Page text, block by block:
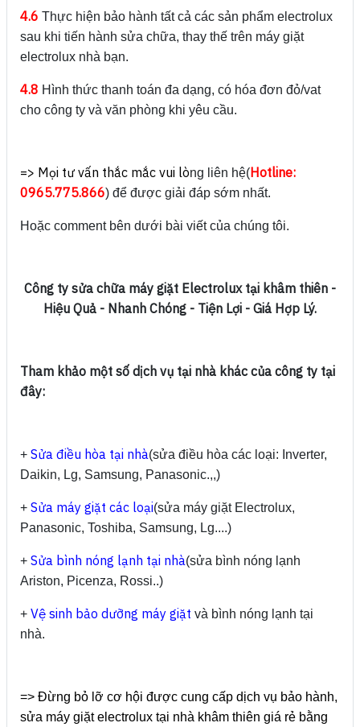
4.6 Thực hiện bảo hành tất cả các sản phẩm electrolux
sau khi tiến hành sửa chữa, thay thế trên máy giặt
electrolux nhà bạn.
4.8 Hình thức thanh toán đa dạng, có hóa đơn đỏ/vat
cho công ty và văn phòng khi yêu cầu.
=> Mọi tư vấn thắc mắc vui lòng liên hệ(Hotline:
0965.775.866) để được giải đáp sớm nhất.
Hoặc comment bên dưới bài viết của chúng tôi.
Công ty sửa chữa máy giặt Electrolux tại khâm thiên -
Hiệu Quả - Nhanh Chóng - Tiện Lợi - Giá Hợp Lý.
Tham khảo một số dịch vụ tại nhà khác của công ty tại
đây:
+ Sửa điều hòa tại nhà(sửa điều hòa các loại: Inverter,
Daikin, Lg, Samsung, Panasonic.,,)
+ Sửa máy giặt các loại(sửa máy giặt Electrolux,
Panasonic, Toshiba, Samsung, Lg....)
+ Sửa bình nóng lạnh tại nhà(sửa bình nóng lạnh
Ariston, Picenza, Rossi..)
+ Vệ sinh bảo dưỡng máy giặt và bình nóng lạnh tại
nhà.
=> Đừng bỏ lỡ cơ hội được cung cấp dịch vụ bảo hành,
sửa máy giặt electrolux tại nhà khâm thiên giá rẻ bằng